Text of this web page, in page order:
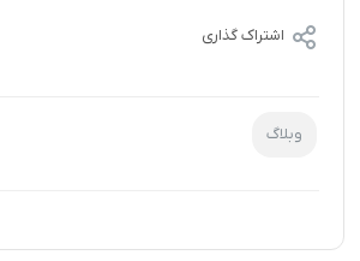
اشتراک گذاری
وبلاگ